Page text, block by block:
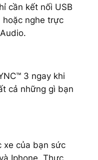
cần kết nối USB
hoặc nghe trực
3 ngay khi
cả những gì bạn
xe của bạn sức
Iphone. Thực